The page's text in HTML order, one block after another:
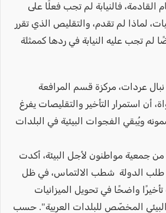
القادمة، فالنيابة لم تجب فعلًا على
لماذا لم تقدم، والتقليص الذي تقرر
لم تجب عليه النيابة في ردها كممثلة
عردات، مركزة قسم المرافعة
أن استمرار التأخير والتقليصات يفرغ
ويُبقي الفجوات البيئية في البلدات
جمعية مواطنون لأجل البيئة، أكدت
طلب الدولة شطب الالتماس، في ظل
واضحًا في تحويل الميزانيات
البيئي المخصّص للبلدات العربية". حسب